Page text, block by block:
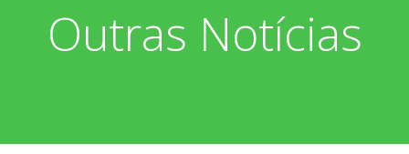
Outras Notícias